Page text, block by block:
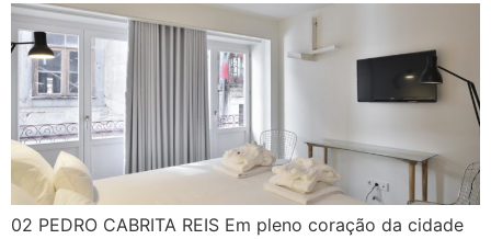
02 PEDRO CABRITA REIS Em pleno coração da cidade